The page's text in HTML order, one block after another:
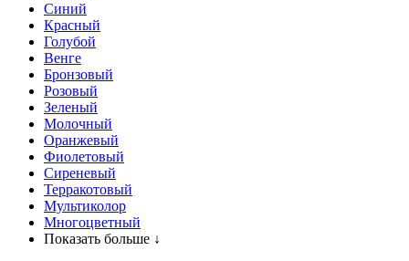
Синий
Красный
Голубой
Венге
Бронзовый
Розовый
Зеленый
Молочный
Оранжевый
Фиолетовый
Сиреневый
Терракотовый
Мультиколор
Многоцветный
Показать больше ↓